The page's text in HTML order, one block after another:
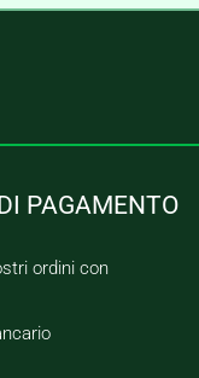
PAGAMENTO
ordini con